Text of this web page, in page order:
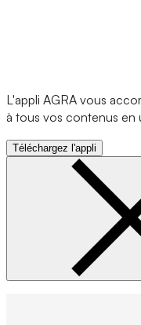
L'appli AGRA vous
à tous vos contenus en
Téléchargez l'appli